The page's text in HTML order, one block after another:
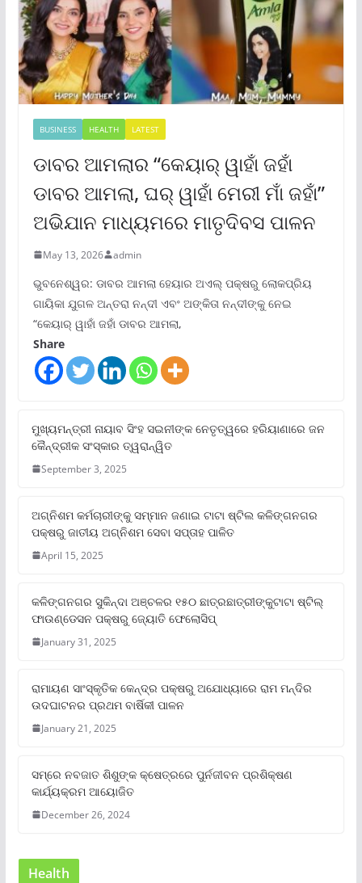
BUSINESS HEALTH LATEST
ଡାବର ଆମଲାର “କେୟାର୍ ୱାହାଁ ଜହାଁ
ଡାବର ଆମଲା, ଘର୍ ୱାହାଁ ମେରୀ ମାଁ ଜହାଁ”
ଅଭିଯାନ ମାଧ୍ୟମରେ ମାତୃଦିବସ ପାଳନ
May 13, 2026 admin
ଭୁବନେଶ୍ୱର: ଡାବର ଆମଲା ହେୟାର ଅଏଲ୍ ପକ୍ଷରୁ ଲୋକପ୍ରିୟ
ଗାୟିକା ଯୁଗଳ ଅନ୍ତରା ନନ୍ଦୀ ଏବଂ ଅଙ୍କିତା ନନ୍ଦୀଙ୍କୁ ନେଇ
“କେୟାର୍ ୱାହାଁ ଜହାଁ ଡାବର ଆମଲା,
Share
ମୁଖ୍ୟମନ୍ତ୍ରୀ ନାୟାବ ସିଂହ ସଇନୀଙ୍କ ନେତୃତ୍ୱରେ ହରିୟାଣାରେ ଜନ
କୈନ୍ଦ୍ରୀକ ସଂସ୍କାର ତ୍ୱରାନ୍ୱିତ
September 3, 2025
ଅଗ୍ନିଶମ କର୍ମଚାରୀଙ୍କୁ ସମ୍ମାନ ଜଣାଇ ଟାଟା ଷ୍ଟିଲ କଳିଙ୍ଗନଗର
ପକ୍ଷରୁ ଜାତୀୟ ଅଗ୍ନିଶମ ସେବା ସପ୍ତାହ ପାଳିତ
April 15, 2025
କଳିଙ୍ଗନଗର ସୁକିନ୍ଦା ଅଞ୍ଚଳର ୧୫୦ ଛାତ୍ରଛାତ୍ରୀଙ୍କୁଟାଟା ଷ୍ଟିଲ୍
ଫାଉଣ୍ଡେସନ ପକ୍ଷରୁ ଜ୍ୟୋତି ଫେଲୋସିପ୍‌
January 31, 2025
ରାମାୟଣ ସାଂସ୍କୃତିକ କେନ୍ଦ୍ର ପକ୍ଷରୁ ଅଯୋଧ୍ୟାରେ ରାମ ମନ୍ଦିର
ଉଦଘାଟନର ପ୍ରଥମ ବାର୍ଷିକୀ ପାଳନ
January 21, 2025
ସମ୍‌ରେ ନବଜାତ ଶିଶୁଙ୍କ କ୍ଷେତ୍ରରେ ପୁର୍ନଜୀବନ ପ୍ରଶିକ୍ଷଣ
କାର୍ଯ୍ୟକ୍ରମ ଆୟୋଜିତ
December 26, 2024
Health